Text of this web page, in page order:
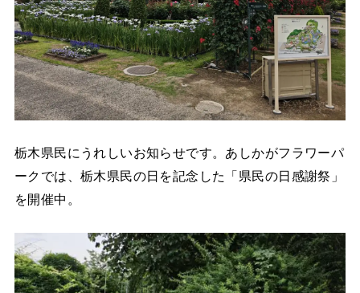
栃木県民にうれしいお知らせです。あしかがフラワーパ
ークでは、栃木県民の日を記念した「県民の日感謝祭」
を開催中。